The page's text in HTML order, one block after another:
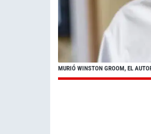
MURIÓ WINSTON GROOM, EL